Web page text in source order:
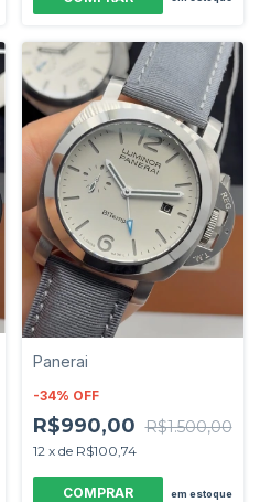
Panerai
-34% OFF
R$990,00 R$1.500,00
12 x de R$100,74
em estoque